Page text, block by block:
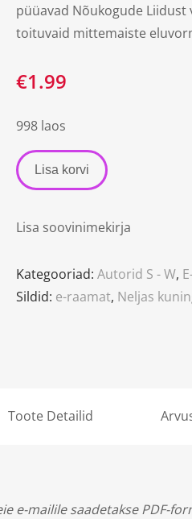
püüavad Nõukogude
toituvaid mittemaiste
€1.99
998 laos
Lisa korvi
Lisa soovinimekirja
Kategooriad: Autorid S - W,
Sildid: e-raamat, Neljas
Toote Detailid
e-mailile saadetakse PDF-